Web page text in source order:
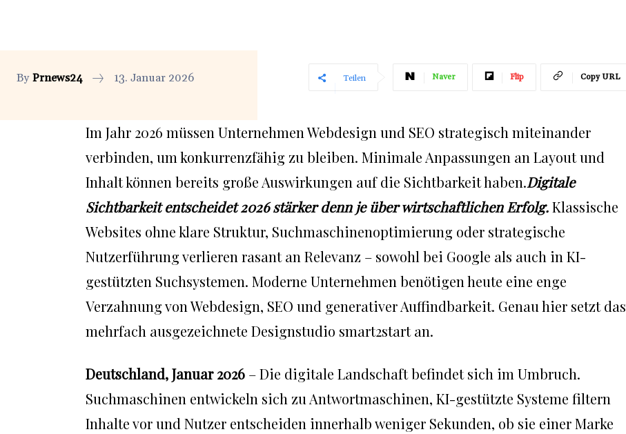
By Prnews24 13. Januar 2026 Teilen Naver Flip Copy URL
Im Jahr 2026 müssen Unternehmen Webdesign und SEO strategisch miteinander
verbinden, um konkurrenzfähig zu bleiben. Minimale Anpassungen an Layout und
Inhalt können bereits große Auswirkungen auf die Sichtbarkeit haben.Digitale
Sichtbarkeit entscheidet 2026 stärker denn je über wirtschaftlichen Erfolg.Klassische
Websites ohne klare Struktur, Suchmaschinenoptimierung oder strategische
Nutzerführung verlieren rasant an Relevanz – sowohl bei Google als auch in KI-
gestützten Suchsystemen. Moderne Unternehmen benötigen heute eine enge
Verzahnung von Webdesign, SEO und generativer Auffindbarkeit. Genau hier setzt das
mehrfach ausgezeichnete Designstudio smart2start an.
Deutschland, Januar 2026 – Die digitale Landschaft befindet sich im Umbruch.
Suchmaschinen entwickeln sich zu Antwortmaschinen, KI-gestützte Systeme filtern
Inhalte vor und Nutzer entscheiden innerhalb weniger Sekunden, ob sie einer Marke